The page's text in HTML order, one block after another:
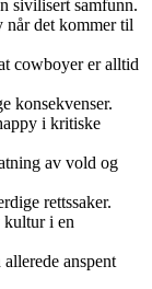
sivilisert samfunn.
det kommer til
cowboyer er alltid
konsekvenser.
i kritiske
av vold og
rettssaker.
kultur i en
anspent